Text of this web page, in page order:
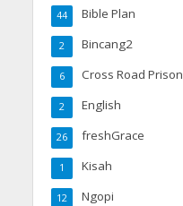
Bible Plan
44
Bincang2
2
Cross Road Prison
6
English
2
freshGrace
26
Kisah
1
Ngopi
12